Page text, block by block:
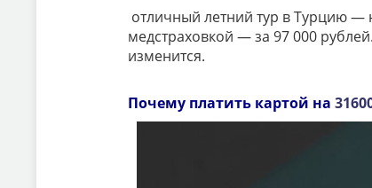
отличный летний тур в Турцию —
медстраховкой — за 97 000
изменится.
Почему платить картой на